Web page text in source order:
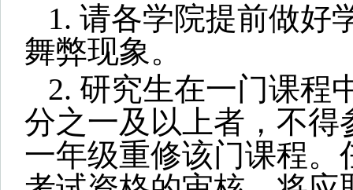
1. 请各学院提前做好
舞弊现象。
2. 研究生在一门课程
分之一及以上者，不
一年级重修该门课程